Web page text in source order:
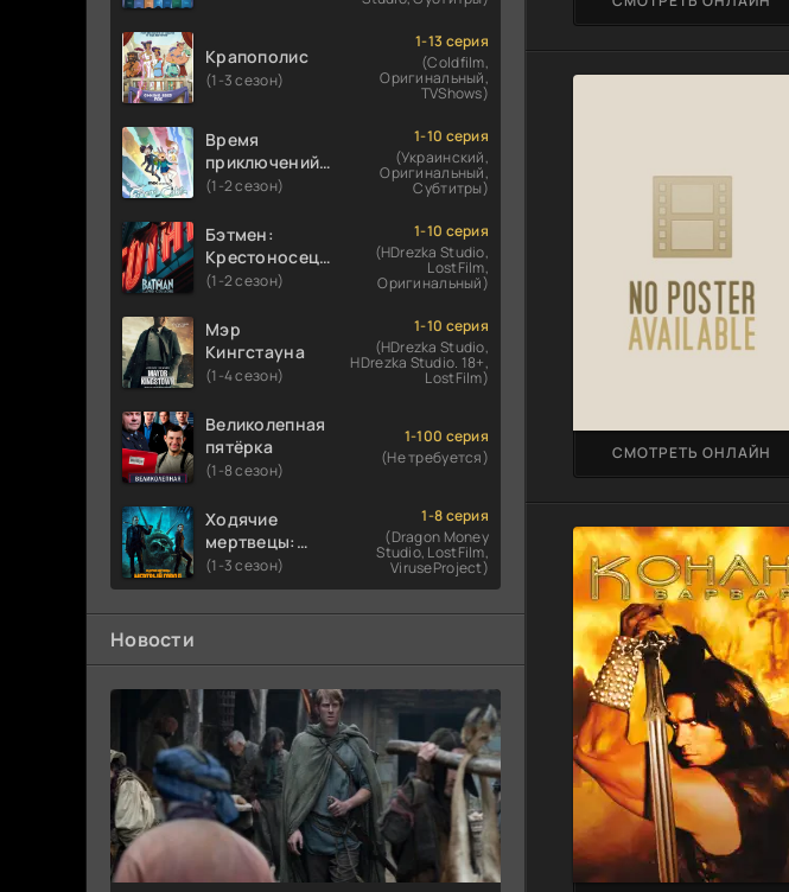
Крапополис
(1-3 сезон)
1-13 серия
(Coldfilm,
Оригинальный,
TVShows)
Время
приключений:
Фионна и Кейк
(1-2 сезон)
1-10 серия
(Украинский,
Оригинальный,
Субтитры)
Бэтмен:
Крестоносец в
плаще
(1-2 сезон)
1-10 серия
(HDrezka Studio,
LostFilm,
Оригинальный)
Мэр
Кингстауна
(1-4 сезон)
1-10 серия
(HDrezka Studio,
HDrezka Studio. 18+,
LostFilm)
Великолепная
пятёрка
(1-8 сезон)
1-100 серия
(Не требуется)
Ходячие
мертвецы:
Мертвый
город
(1-3 сезон)
1-8 серия
(Dragon Money
Studio, LostFilm,
ViruseProject)
Новости
СМОТРЕТЬ ОНЛАЙН